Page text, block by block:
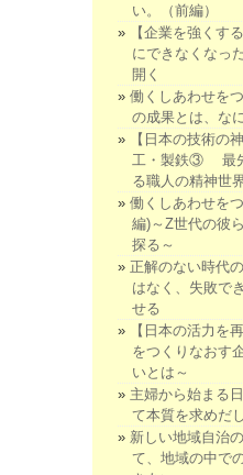
い。（前編）
【企業を強くす
にできなくなっ
開く
働くしあわせを
の成果とは、な
【日本の技術の
工・製鉄③ 最先
る職人の精神世
働くしあわせを
編)～Z世代の彼
探る～
正解のない時代
はなく、失敗で
せる
【日本の活力を
をつくりなおす
いとは～
主婦から始まる
て本質を求めだ
新しい地域自治
て、地域の中で